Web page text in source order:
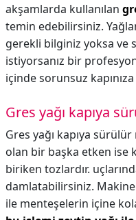
akşamlarda kullanılan
temin edebilirsiniz.
gerekli bilginiz yoksa ve
istiyorsanız bir
içinde sorunsuz
Gres yağı kapıya
Gres yağı kapıya sürülür
olan bir başka etken ise
biriken tozlardır.
damlatabilirsiniz. Makine
ile menteşelerin içine